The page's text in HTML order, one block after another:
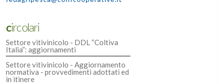
Circolari
Settore vitivinicolo - DDL “Coltiva
Italia”: aggiornamenti
Settore vitivinicolo - Aggiornamento
normativa - provvedimenti adottati ed
in itinere